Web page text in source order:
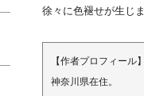
徐々に色褪せが生じ
【作者プロフィール】
神奈川県在住。